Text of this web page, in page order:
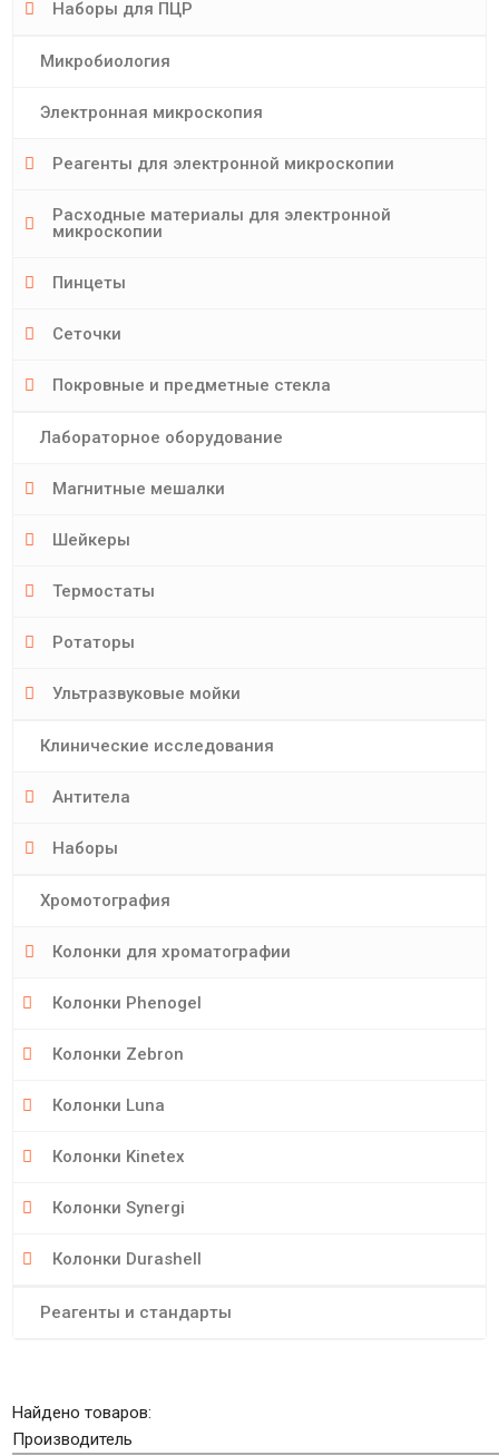
Наборы для ПЦР
Микробиология
Электронная микроскопия
Реагенты для электронной микроскопии
Расходные материалы для электронной
микроскопии
Пинцеты
Сеточки
Покровные и предметные стекла
Лабораторное оборудование
Магнитные мешалки
Шейкеры
Термостаты
Ротаторы
Ультразвуковые мойки
Клинические исследования
Антитела
Наборы
Хромотография
Колонки для хроматографии
Колонки Phenogel
Колонки Zebron
Колонки Luna
Колонки Kinetex
Колонки Synergi
Колонки Durashell
Реагенты и стандарты
Найдено товаров:
Производитель